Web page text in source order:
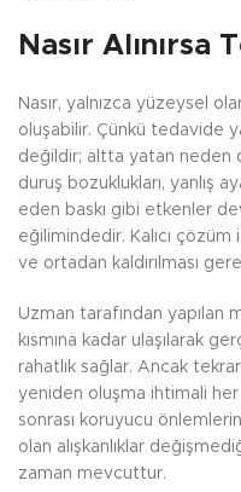
Nasır Alınırsa
Nasır, yalnızca yüzeysel
oluşabilir. Çünkü tedavide
değildir; altta yatan neden
duruş bozuklukları, yanlış
eden baskı gibi etkenler
eğilimindedir. Kalıcı
ve ortadan kaldırılması
Uzman tarafından yapılan
kısmına kadar ulaşılarak
rahatlık sağlar. Ancak
yeniden oluşma ihtimali
sonrası koruyucu
olan alışkanlıklar
zaman mevcuttur.